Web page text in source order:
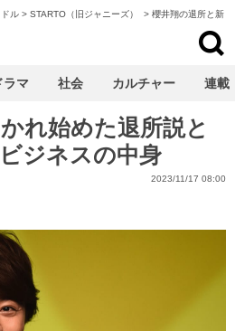
ル > STARTO（旧ジャニーズ） > 櫻井翔の退所と新ビ
れ始めた退所説と
ジネスの中身
2023/11/17 08:00
ラマ 社会 カルチャー 連載